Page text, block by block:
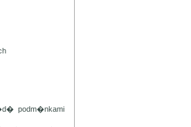
podm�nkami